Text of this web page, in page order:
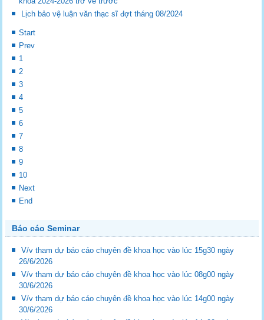
Lịch bảo vệ luận văn thạc sĩ đợt tháng 08/2024
Start
Prev
1
2
3
4
5
6
7
8
9
10
Next
End
Báo cáo Seminar
V/v tham dự báo cáo chuyên đề khoa học vào lúc 15g30 ngày
26/6/2026
V/v tham dự báo cáo chuyên đề khoa học vào lúc 08g00 ngày
30/6/2026
V/v tham dự báo cáo chuyên đề khoa học vào lúc 14g00 ngày
30/6/2026